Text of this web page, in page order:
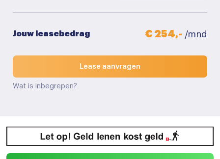
Jouw leasebedrag € 254,- /mnd
Lease aanvragen
Wat is inbegrepen?